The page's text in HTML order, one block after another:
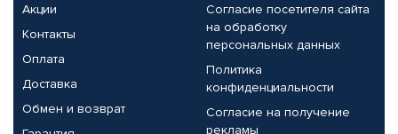
Акции
Контакты
Оплата
Доставка
Обмен и возврат
Согласие посетителя сайта
на обработку
персональных данных
Политика
конфиденциальности
Согласие на получение
рекламы